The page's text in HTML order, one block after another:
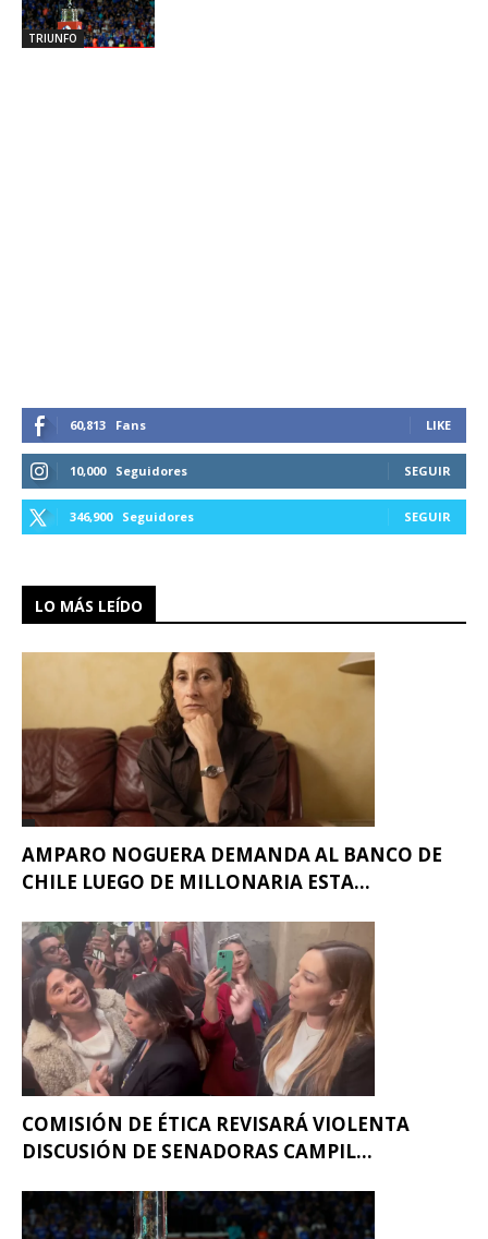
TRIUNFO
60,813 Fans LIKE
10,000 Seguidores SEGUIR
346,900 Seguidores SEGUIR
LO MÁS LEÍDO
AMPARO NOGUERA DEMANDA AL BANCO DE
CHILE LUEGO DE MILLONARIA ESTA...
COMISIÓN DE ÉTICA REVISARÁ VIOLENTA
DISCUSIÓN DE SENADORAS CAMPIL...